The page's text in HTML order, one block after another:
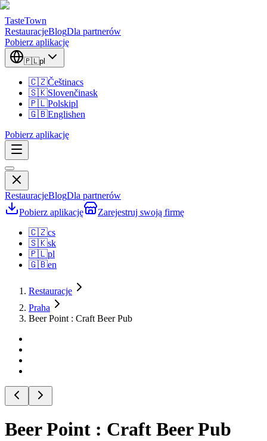
TasteTown
RestauracjeBlogDla partnerów
Pobierz aplikację
🇵🇱pl
🇨🇿Češtinacs
🇸🇰Slovenčinask
🇵🇱Polskipl
🇬🇧Englishen
Pobierz aplikację
RestauracjeBlogDla partnerów
Pobierz aplikację
Zarejestruj swoją firmę
🇨🇿cs
🇸🇰sk
🇵🇱pl
🇬🇧en
Restauracje
Praha
Beer Point : Craft Beer Pub
Beer Point : Craft Beer Pub